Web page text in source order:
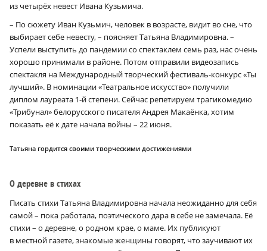
из четырёх невест Ивана Кузьмича.
– По сюжету Иван Кузьмич, человек в возрасте, видит во сне, что
выбирает себе невесту, – поясняет Татьяна Владимировна. –
Успели выступить до пандемии со спектаклем семь раз, нас очень
хорошо принимали в районе. Потом отправили видеозапись
спектакля на Международный творческий фестиваль-конкурс «Ты
лучший». В номинации «Театральное искусство» получили
диплом лауреата 1‑й степени. Сейчас репетируем трагикомедию
«Трибунал» белорусского писателя Андрея Макаёнка, хотим
показать её к дате начала войны – 22 июня.
Татьяна гордится своими творческими достижениями
О деревне в стихах
Писать стихи Татьяна Владимировна начала неожиданно для себя
самой – пока работала, поэтического дара в себе не замечала. Её
стихи – о деревне, о родном крае, о маме. Их публикуют
в местной газете, знакомые женщины говорят, что заучивают их